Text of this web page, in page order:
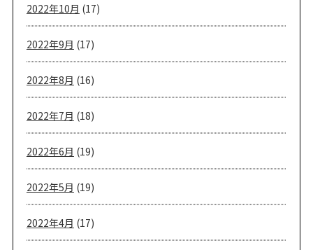
2022年10月 (17)
2022年9月 (17)
2022年8月 (16)
2022年7月 (18)
2022年6月 (19)
2022年5月 (19)
2022年4月 (17)